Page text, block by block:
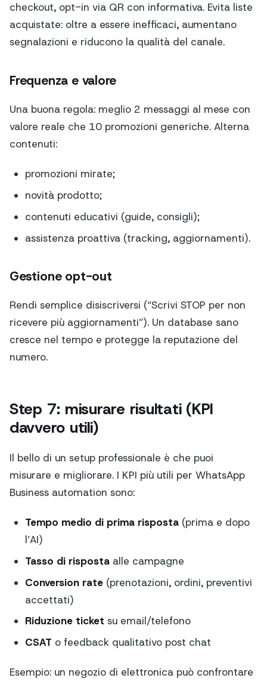
checkout, opt-in via QR con informativa. Evita liste
acquistate: oltre a essere inefficaci, aumentano
segnalazioni e riducono la qualità del canale.
Frequenza e valore
Una buona regola: meglio 2 messaggi al mese con
valore reale che 10 promozioni generiche. Alterna
contenuti:
promozioni mirate;
novità prodotto;
contenuti educativi (guide, consigli);
assistenza proattiva (tracking, aggiornamenti).
Gestione opt-out
Rendi semplice disiscriversi (“Scrivi STOP per non
ricevere più aggiornamenti”). Un database sano
cresce nel tempo e protegge la reputazione del
numero.
Step 7: misurare risultati (KPI
davvero utili)
Il bello di un setup professionale è che puoi
misurare e migliorare. I KPI più utili per WhatsApp
Business automation sono:
Tempo medio di prima risposta(prima e dopo
l’AI)
Tasso di rispostaalle campagne
Conversion rate(prenotazioni, ordini, preventivi
accettati)
Riduzione ticket su email/telefono
CSAT o feedback qualitativo post chat
Esempio: un negozio di elettronica può confrontare